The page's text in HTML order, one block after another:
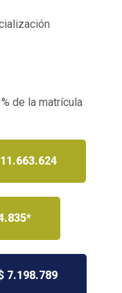
de la matrícula
7.198.789